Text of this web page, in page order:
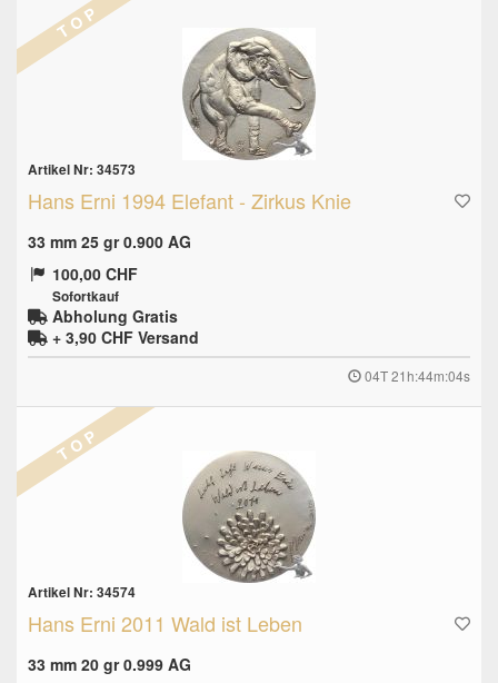
T O P
Artikel Nr: 34573
Hans Erni 1994 Elefant - Zirkus Knie
33 mm 25 gr 0.900 AG
100,00 CHF
Sofortkauf
Abholung Gratis
+ 3,90 CHF Versand
04T 21h:44m:03s
T O P
Artikel Nr: 34574
Hans Erni 2011 Wald ist Leben
33 mm 20 gr 0.999 AG